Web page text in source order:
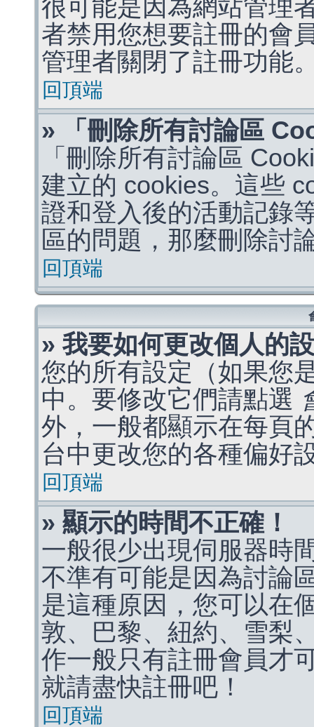
很可能是因為網站管理
者禁用您想要註冊的會
管理者關閉了註冊功能
回頂端
» 「刪除所有討論區
「刪除所有討論區
建立的 cookies。這些
證和登入後的活動記錄
區的問題，那麼刪除討
回頂端
» 我要如何更改個人的
您的所有設定（如果您
中。要修改它們請點選
外，一般都顯示在每頁
台中更改您的各種偏好
回頂端
» 顯示的時間不正確！
一般很少出現伺服器時
不準有可能是因為討論
是這種原因，您可以在
敦、巴黎、紐約、雪梨
作一般只有註冊會員才
就請盡快註冊吧！
回頂端